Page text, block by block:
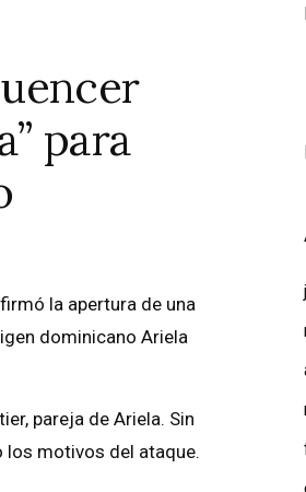
para
la apertura de una
dominicano Ariela
pareja de Ariela. Sin
los motivos del ataque.